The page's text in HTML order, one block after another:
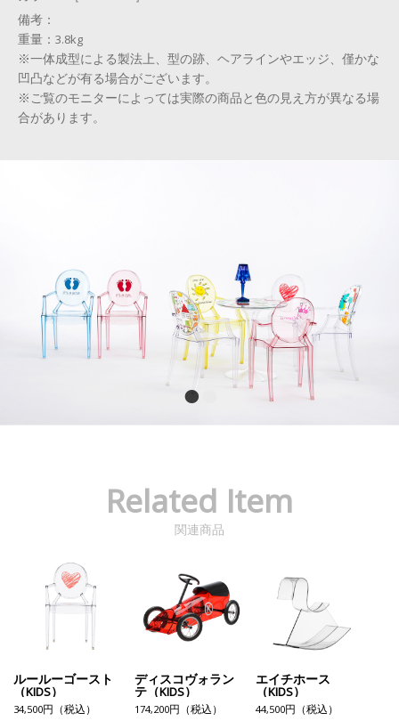
備考：
重量：3.8kg
※一体成型による製法上、型の跡、ヘアラインやエッジ、僅かな
凹凸などが有る場合がございます。
※ご覧のモニターによっては実際の商品と色の見え方が異なる場
合があります。
Related Item
関連商品
ルールーゴースト
（KIDS）
34,500円（税込）
ディスコヴォラン
テ（KIDS）
174,200円（税込）
エイチホース
（KIDS）
44,500円（税込）